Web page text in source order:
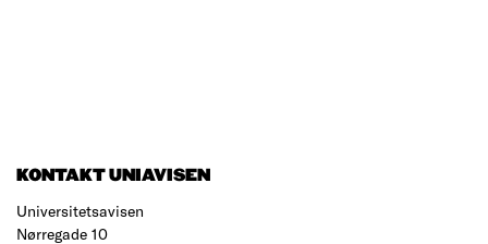
KONTAKT UNIAVISEN
Universitetsavisen
Nørregade 10